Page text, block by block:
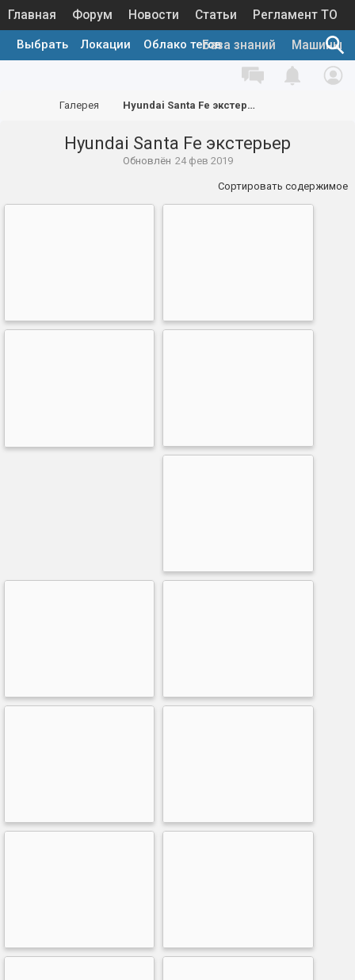
Главная Форум Новости Статьи Регламент ТО
Каталог запчастей Галерея
Выбрать Локации Облако теговБаза знаний Машины
Галерея Hyundai Santa Fe экстерьер
Hyundai Santa Fe экстерьер
Обновлён 24 фев 2019
Сортировать содержимое